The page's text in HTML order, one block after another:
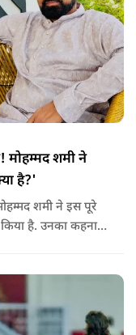
मोहम्मद शमी ने
है?'
शमी ने इस पूरे
है. उनका कहना है